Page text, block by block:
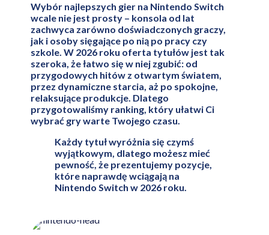
Wybór najlepszych gier na Nintendo Switch
wcale nie jest prosty – konsola od lat
zachwyca zarówno doświadczonych graczy,
jak i osoby sięgające po nią po pracy czy
szkole. W 2026 roku oferta tytułów jest tak
szeroka, że łatwo się w niej zgubić: od
przygodowych hitów z otwartym światem,
przez dynamiczne starcia, aż po spokojne,
relaksujące produkcje. Dlatego
przygotowaliśmy ranking, który ułatwi Ci
wybrać gry warte Twojego czasu.
Każdy tytuł wyróżnia się czymś
wyjątkowym, dlatego możesz mieć
pewność, że prezentujemy pozycje,
które naprawdę wciągają na
Nintendo Switch w 2026 roku.